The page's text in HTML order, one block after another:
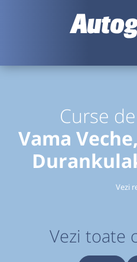
Curse
Vama
Vezi
Vezi toate